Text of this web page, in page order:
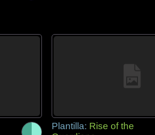
Plantilla: Rise of the